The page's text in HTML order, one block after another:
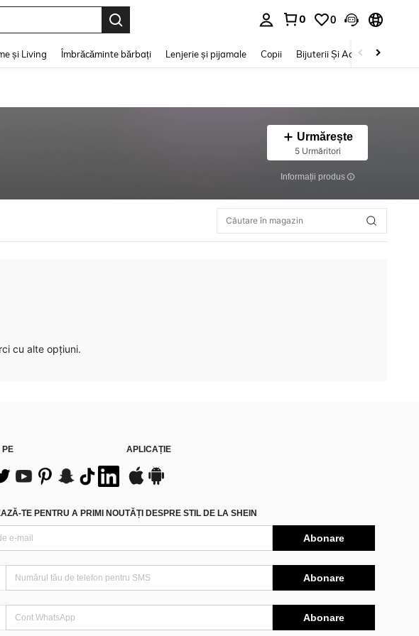
0 0
și Living Îmbrăcăminte bărbați Lenjerie și pijamale Copii Bijuterii Și Accesorii
Urmărește
5 Urmăritori
Informații produs
cu alte opțiuni.
PE APLICAȚIE
TE PENTRU A PRIMI NOUTĂȚI DESPRE STIL DE LA SHEIN
Abonare
Abonare
Abonare